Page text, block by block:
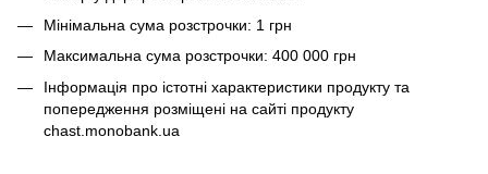
Мінімальна сума розстрочки: 1 грн
Максимальна сума розстрочки: 400 000 грн
Інформація про істотні характеристики продукту та
попередження розміщені на сайті продукту
chast.monobank.ua